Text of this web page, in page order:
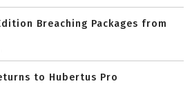
Breaching Packages from
to Hubertus Pro